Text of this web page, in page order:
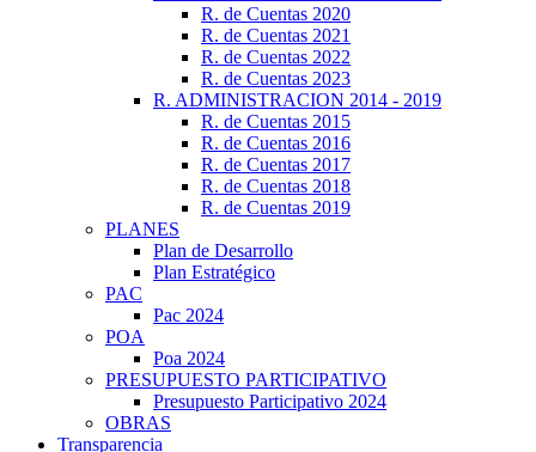
R. de Cuentas 2020
R. de Cuentas 2021
R. de Cuentas 2022
R. de Cuentas 2023
R. ADMINISTRACION 2014 - 2019
R. de Cuentas 2015
R. de Cuentas 2016
R. de Cuentas 2017
R. de Cuentas 2018
R. de Cuentas 2019
PLANES
Plan de Desarrollo
Plan Estratégico
PAC
Pac 2024
POA
Poa 2024
PRESUPUESTO PARTICIPATIVO
Presupuesto Participativo 2024
OBRAS
Transparencia